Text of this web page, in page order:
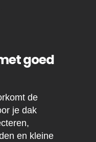
goed
de
je dak
en kleine